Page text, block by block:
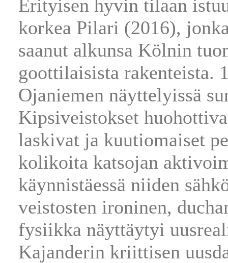
Erityisen hyvin tilaan
korkea Pilari (2016),
saanut alkunsa Kölnin
goottilaisista rakenteista.
Ojaniemen näyttelyissä
Kipsiveistokset
laskivat ja kuutiomaiset
kolikoita katsojan
käynnistäessä niiden
veistosten ironinen,
fysiikka näyttäytyi
Kajanderin kriittisen